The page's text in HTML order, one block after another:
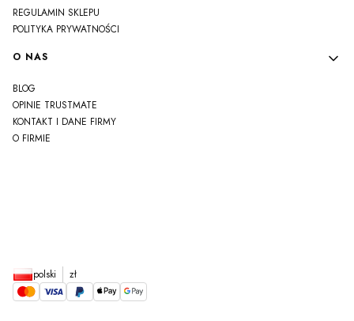
REGULAMIN SKLEPU
POLITYKA PRYWATNOŚCI
O NAS
BLOG
OPINIE TRUSTMATE
KONTAKT I DANE FIRMY
O FIRMIE
polski zł